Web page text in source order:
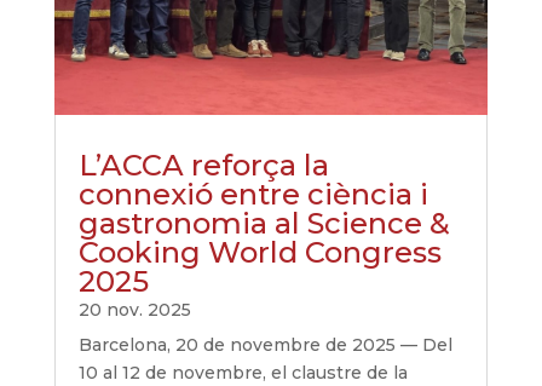
L’ACCA reforça la
connexió entre ciència i
gastronomia al Science &
Cooking World Congress
2025
20 nov. 2025
Barcelona, 20 de novembre de 2025 — Del
10 al 12 de novembre, el claustre de la